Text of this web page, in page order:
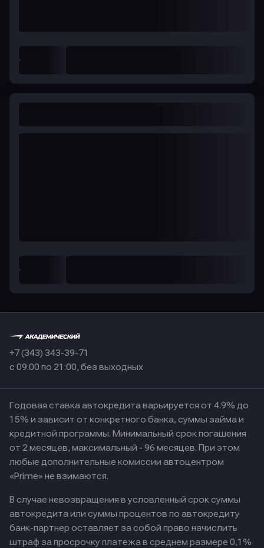
+7 (343) 343-39-71
с 09:00 по 21:00, без выходных
Годовая ставка автокредита варьируется от 4.9% до
15% и зависит от конкретного банка, суммы займа и
кредитной программы. Минимальный срок погашения
от 2 месяцев, максимальный - 96 месяцев. При этом
любые дополнительные комиссии автоцентром
«Prime» не взимаются.
В случае невозвращения в условленный срок суммы
автокредита или суммы процентов по автокредиту
банк-партнер оставляет за собой право начислить
штраф за просрочку платежа в среднем размере 0,1%